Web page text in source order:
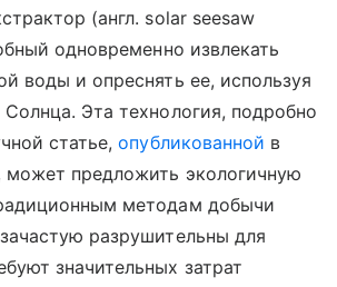
(англ. solar seesaw
одновременно извлекать
воды и опреснять ее, используя
Эта технология, подробно
статье,опубликованной в
может предложить экологичную
методам добычи
разрушительны для
значительных затрат